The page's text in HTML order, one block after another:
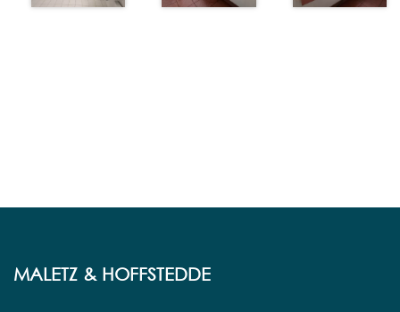
MALETZ & HOFFSTEDDE